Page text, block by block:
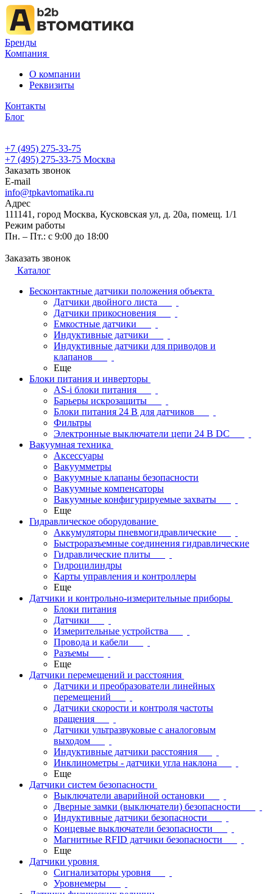
Бренды
Компания
О компании
Реквизиты
Контакты
Блог
+7 (495) 275-33-75
+7 (495) 275-33-75 Москва
Заказать звонок
E-mail
info@tpkavtomatika.ru
Адрес
111141, город Москва, Кусковская ул, д. 20а, помещ. 1/1
Режим работы
Пн. – Пт.: с 9:00 до 18:00
Заказать звонок
Каталог
Бесконтактные датчики положения объекта
Датчики двойного листа
Датчики прикосновения
Емкостные датчики
Индуктивные датчики
Индуктивные датчики для приводов и
клапанов
Еще
Блоки питания и инверторы
AS-i блоки питания
Барьеры искрозащиты
Блоки питания 24 В для датчиков
Фильтры
Электронные выключатели цепи 24 В DC
Вакуумная техника
Аксессуары
Вакуумметры
Вакуумные клапаны безопасности
Вакуумные компенсаторы
Вакуумные конфигурируемые захваты
Еще
Гидравлическое оборудование
Аккумуляторы пневмогидравлические
Быстроразъемные соединения гидравлические
Гидравлические плиты
Гидроцилиндры
Карты управления и контроллеры
Еще
Датчики и контрольно-измерительные приборы
Блоки питания
Датчики
Измерительные устройства
Провода и кабели
Разъемы
Еще
Датчики перемещений и расстояния
Датчики и преобразователи линейных
перемещений
Датчики скорости и контроля частоты
вращения
Датчики ультразвуковые с аналоговым
выходом
Индуктивные датчики расстояния
Инклинометры - датчики угла наклона
Еще
Датчики систем безопасности
Выключатели аварийной остановки
Дверные замки (выключатели) безопасности
Индуктивные датчики безопасности
Концевые выключатели безопасности
Магнитные RFID датчики безопасности
Еще
Датчики уровня
Сигнализаторы уровня
Уровнемеры